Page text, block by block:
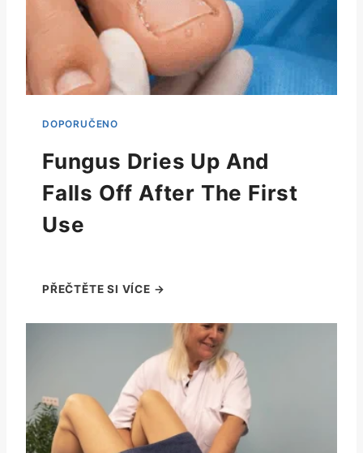
Fungus Dries Up And
Falls Off After The First
Use